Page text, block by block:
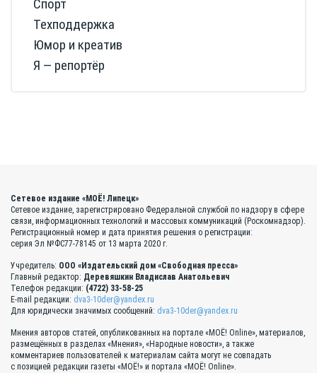
Спорт
Техподдержка
Юмор и креатив
Я — репортёр
Сетевое издание «МОЁ! Липецк»
Сетевое издание, зарегистрировано Федеральной службой по надзору в сфере
связи, информационных технологий и массовых коммуникаций (Роскомнадзор).
Регистрационный номер и дата принятия решения о регистрации:
серия Эл №ФС77-78145 от 13 марта 2020 г.
Учредитель: ООО «Издательский дом «Свободная пресса»
Главный редактор: Деревяшкин Владислав Анатольевич
Телефон редакции: (4722) 33-58-25
E-mail редакции: dva3-10der@yandex.ru
Для юридически значимых сообщений: dva3-10der@yandex.ru
Мнения авторов статей, опубликованных на портале «МОЁ! Online», материалов,
размещённых в разделах «Мнения», «Народные новости», а также
комментариев пользователей к материалам сайта могут не совпадать
с позицией редакции газеты «МОЁ!» и портала «МОЁ! Online».